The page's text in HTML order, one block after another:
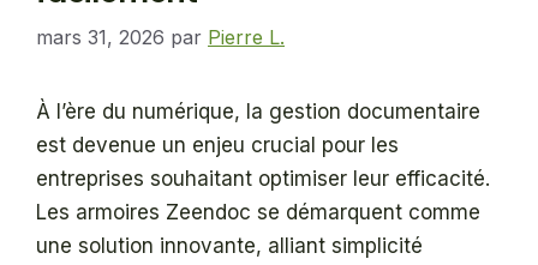
mars 31, 2026 par Pierre L.
À l’ère du numérique, la gestion documentaire
est devenue un enjeu crucial pour les
entreprises souhaitant optimiser leur efficacité.
Les armoires Zeendoc se démarquent comme
une solution innovante, alliant simplicité